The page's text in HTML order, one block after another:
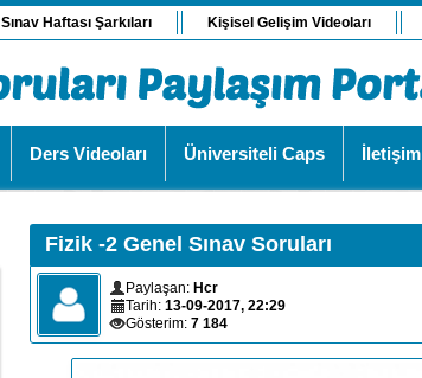
Sınav Haftası Şarkıları Kişisel Gelişim Videoları
Ders Videoları Üniversiteli Caps İletişim
Fizik -2 Genel Sınav Soruları
Paylaşan: Hcr
Tarih: 13-09-2017, 22:29
Gösterim: 7 184